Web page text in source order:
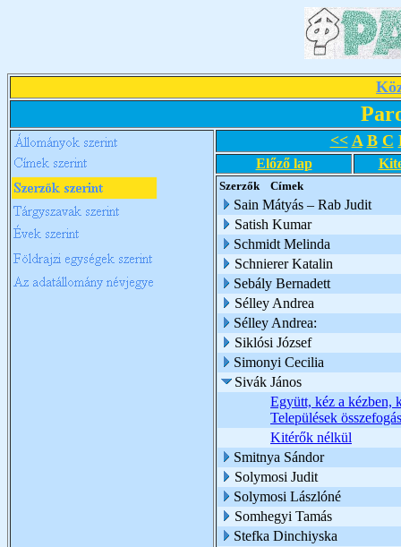
<< A B C
Előző lap
Szerzők Címek
Sain Mátyás – Rab Judit
Satish Kumar
Schmidt Melinda
Schnierer Katalin
Sebály Bernadett
Sélley Andrea
Sélley Andrea:
Siklósi József
Simonyi Cecilia
Sivák János
Együtt, kéz a kézben,
Települések
Kitérők nélkül
Smitnya Sándor
Solymosi Judit
Solymosi Lászlóné
Somhegyi Tamás
Stefka Dinchiyska